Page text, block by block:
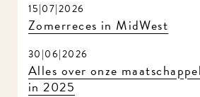
15|07|2026
Zomerreces in MidWest
30|06|2026
Alles over onze
in 2025